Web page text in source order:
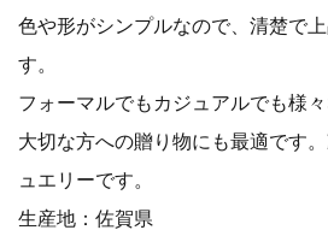
色や形がシンプルなので、清楚で
す。
フォーマルでもカジュアルでも様
大切な方への贈り物にも最適です
ュエリーです。
生産地：佐賀県